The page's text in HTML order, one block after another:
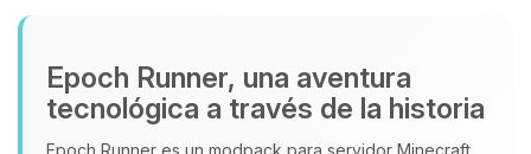
Epoch Runner, una aventura
tecnológica a través de la historia
Epoch Runner es un modpack para servidor Minecraft